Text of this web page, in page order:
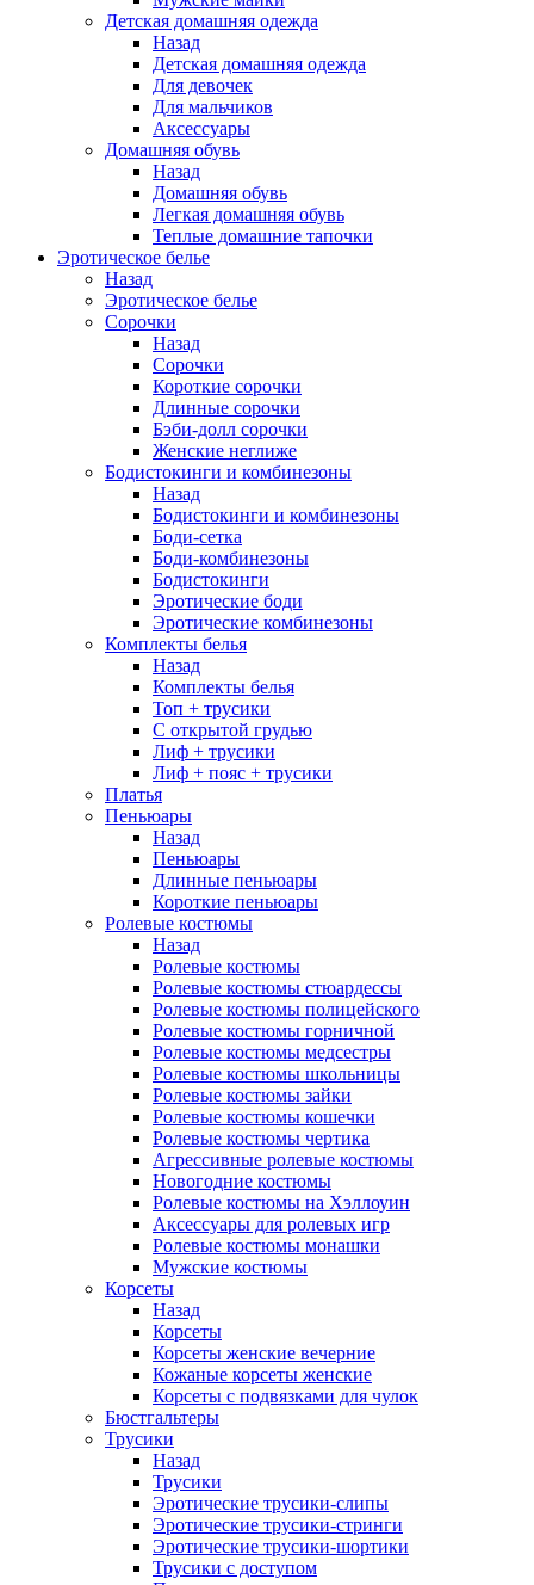
Детская домашняя одежда
Назад
Детская домашняя одежда
Для девочек
Для мальчиков
Аксессуары
Домашняя обувь
Назад
Домашняя обувь
Легкая домашняя обувь
Теплые домашние тапочки
Эротическое белье
Назад
Эротическое белье
Сорочки
Назад
Сорочки
Короткие сорочки
Длинные сорочки
Бэби-долл сорочки
Женские неглиже
Бодистокинги и комбинезоны
Назад
Бодистокинги и комбинезоны
Боди-сетка
Боди-комбинезоны
Бодистокинги
Эротические боди
Эротические комбинезоны
Комплекты белья
Назад
Комплекты белья
Топ + трусики
С открытой грудью
Лиф + трусики
Лиф + пояс + трусики
Платья
Пеньюары
Назад
Пеньюары
Длинные пеньюары
Короткие пеньюары
Ролевые костюмы
Назад
Ролевые костюмы
Ролевые костюмы стюардессы
Ролевые костюмы полицейского
Ролевые костюмы горничной
Ролевые костюмы медсестры
Ролевые костюмы школьницы
Ролевые костюмы зайки
Ролевые костюмы кошечки
Ролевые костюмы чертика
Агрессивные ролевые костюмы
Новогодние костюмы
Ролевые костюмы на Хэллоуин
Аксессуары для ролевых игр
Ролевые костюмы монашки
Мужские костюмы
Корсеты
Назад
Корсеты
Корсеты женские вечерние
Кожаные корсеты женские
Корсеты с подвязками для чулок
Бюстгальтеры
Трусики
Назад
Трусики
Эротические трусики-слипы
Эротические трусики-стринги
Эротические трусики-шортики
Трусики с доступом